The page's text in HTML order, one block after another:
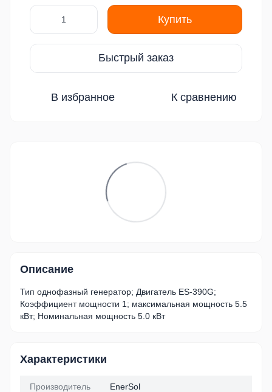
Купить
Быстрый заказ
В избранное К сравнению
Описание
Тип однофазный генератор; Двигатель ES-390G;
Коэффициент мощности 1; максимальная мощность 5.5
кВт; Номинальная мощность 5.0 кВт
Характеристики
Производитель EnerSol